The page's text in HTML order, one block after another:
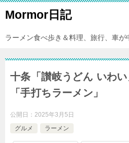
Mormor日記
ラーメン食べ歩き＆料理、旅行、車が
十条「讃岐うどん いわ
「手打ちラーメン」
公開日： 2025年3月5日
グルメ
ラーメン